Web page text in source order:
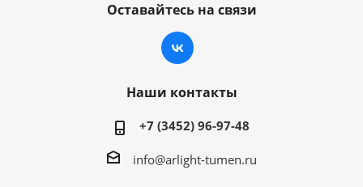
Оставайтесь на связи
Наши контакты
+7 (3452) 96-97-48
info@arlight-tumen.ru